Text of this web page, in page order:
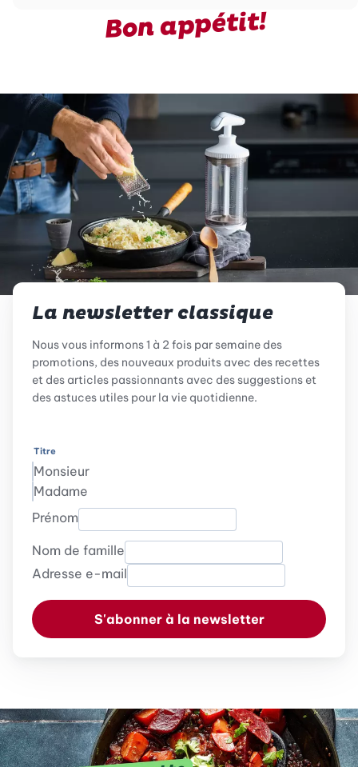
Bon appétit!
La newsletter classique
Nous vous informons 1 à 2 fois par semaine des
promotions, des nouveaux produits avec des recettes
et des articles passionnants avec des suggestions et
des astuces utiles pour la vie quotidienne.
Titre
Monsieur
Madame
Prénom
Nom de famille
Adresse e-mail
S'abonner à la newsletter